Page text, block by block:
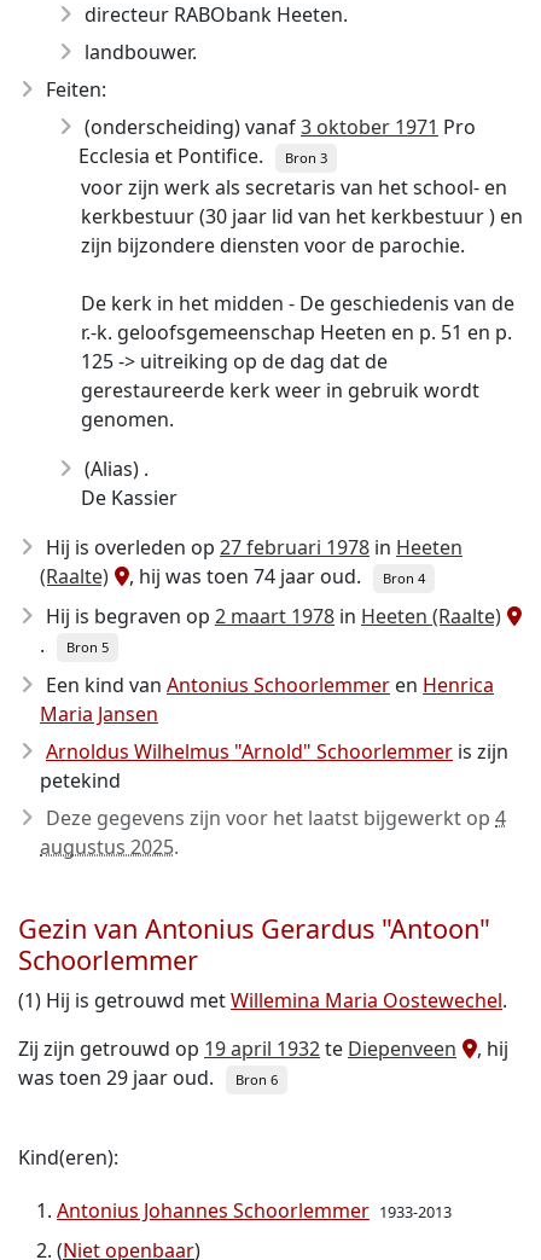
directeur RABObank Heeten.
landbouwer.
Feiten:
(onderscheiding) vanaf3 oktober 1971 Pro
Ecclesia et Pontifice.
Bron 3
voor zijn werk als secretaris van het school- en
kerkbestuur (30 jaar lid van het kerkbestuur ) en
zijn bijzondere diensten voor de parochie.
De kerk in het midden - De geschiedenis van de
r.-k. geloofsgemeenschap Heeten en p. 51 en p.
125 -> uitreiking op de dag dat de
gerestaureerde kerk weer in gebruik wordt
genomen.
(Alias) .
De Kassier
Hij is overleden op 27 februari 1978 in Heeten
(Raalte)
, hij was toen 74 jaar oud. Bron 4
Hij is begraven op 2 maart 1978 in Heeten (Raalte)
.
Bron 5
Een kind van Antonius Schoorlemmer en Henrica
Maria Jansen
Arnoldus Wilhelmus "Arnold" Schoorlemmer is zijn
petekind
Deze gegevens zijn voor het laatst bijgewerkt op 4
augustus 2025.
Gezin van Antonius Gerardus "Antoon"
Schoorlemmer
(1) Hij is getrouwd metWillemina Maria Oostewechel.
Zij zijn getrouwd op 19 april 1932te Diepenveen
, hij
was toen 29 jaar oud.
Bron 6
Kind(eren):
Antonius Johannes Schoorlemmer 1933-2013
(Niet openbaar)